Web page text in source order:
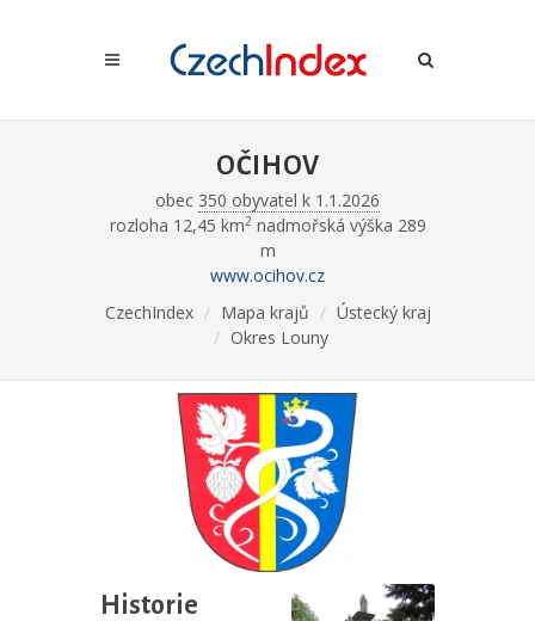
OČIHOV
obec 350 obyvatel k 1.1.2026
rozloha 12,45 km2nadmořská výška 289
m
www.ocihov.cz
CzechIndex
Mapa krajů
Ústecký kraj
Okres Louny
Historie